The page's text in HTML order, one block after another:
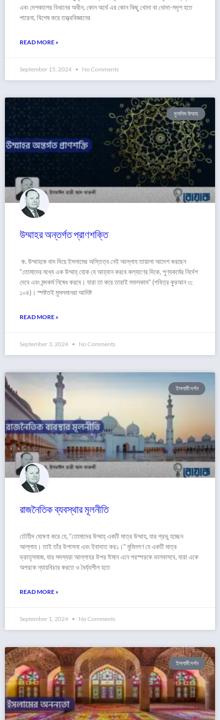
এবং দেশকালের বিধানের অধীন, কোন অর্থে এর কোন কিছু খোদা বা খোদা-সদৃশ হতে
পারেনা, বিশেষ করে তত্ত্ববিজ্ঞানের
READ MORE »
September 15, 2024 No Comments
মুসলিম উম্মাহ
উম্মাহর অন্তর্গত প্রাণশক্তি
ক. উম্মাহকে বাদ দিয়ে ইসলামের অস্তিত্ব নেই আল্লাহ তায়ালা আদেশ করছেন
“তোমাদের মধ্যে এক উম্মাহ্ হোক যে আহ্বান করবে কল্যাণের দিকে, পুণ্যকর্মের নির্দেশ
দেবে এবং মন্দকর্ম নিষেধ করবে। যারা তা করে তারাই সফলকাম” (পবিত্র কুরআন ৩:
১০৪)। স্পষ্টতই মুসলমানরা আদিষ্ট
READ MORE »
September 3, 2024 No Comments
ইসলামী দর্শন
রাজনৈতিক ব্যবস্থার মূলনীতি
তৌহীদ ঘোষণা করে যে, “তোমাদের উম্মাহ্ একটি মাত্র উম্মাহ, যার প্রভু হচ্ছেন
আল্লাহ। তাই তাঁর উপাসনা এবং ইবাদাত কর১।” মুমিনগণ যে একটি মাত্র
ভ্রাতৃসমাজ, যার সদস্যরা আল্লাহর উপর ঈমান এনে পরস্পরকে ভালবাসবে, যারা একে
অপরকে ন্যায়বিচার করতে ও ধৈর্য্যশীল হতে
READ MORE »
September 1, 2024 No Comments
ইসলামী দর্শন